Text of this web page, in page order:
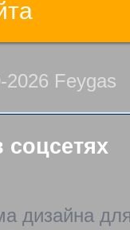
Feygas
дизайна